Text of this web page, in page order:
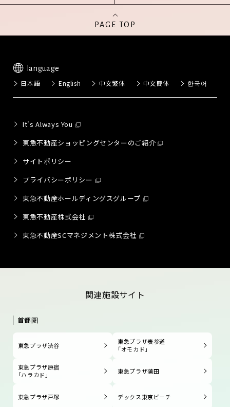
PAGE TOP
language
日本語 English 中文繁体 中文簡体 한국어
It's Always You
東急不動産ショッピングセンターのご紹介
サイトポリシー
プライバシーポリシー
東急不動産ホールディングスグループ
東急不動産株式会社
東急不動産SCマネジメント株式会社
関連施設サイト
首都圏
東急プラザ渋谷
東急プラザ表参道
「オモカド」
東急プラザ原宿
「ハラカド」
東急プラザ蒲田
東急プラザ戸塚 デックス東京ビーチ